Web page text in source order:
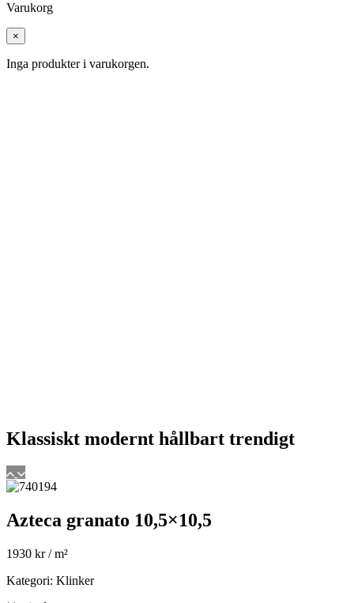
Varukorg
×
Inga produkter i varukorgen.
Klassiskt modernt hållbart trendigt
Azteca granato 10,5×10,5
1930 kr/ m²
Kategori: Klinker